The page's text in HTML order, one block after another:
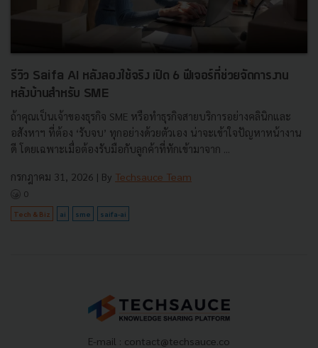
รีวิว Saifa AI หลังลองใช้จริง เปิด 6 ฟีเจอร์ที่ช่วยจัดการงาน
หลังบ้านสำหรับ SME
ถ้าคุณเป็นเจ้าของธุรกิจ SME หรือทำธุรกิจสายบริการอย่างคลินิกและ
อสังหาฯ ที่ต้อง ‘รับจบ’ ทุกอย่างด้วยตัวเอง น่าจะเข้าใจปัญหาหน้างาน
ดี โดยเฉพาะเมื่อต้องรับมือกับลูกค้าที่ทักเข้ามาจาก ...
กรกฎาคม 31, 2026 | By Techsauce Team
0
Tech & Biz ai sme saifa-ai
E-mail : contact@techsauce.co